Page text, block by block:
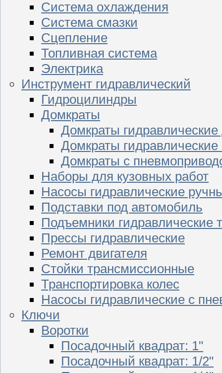
Система охлаждения
Система смазки
Сцепление
Топливная система
Электрика
Инструмент гидравлический
Гидроцилиндры
Домкраты
Домкраты
Домкраты гидравлические
Домкраты с
Наборы для кузовных работ
Насосы гидравлические
Подставки под автомобиль
Подъемники гидравлические
Прессы гидравлические
Ремонт двигателя
Стойки трансмиссионные
Транспортировка колес
Насосы гидравлические с
Ключи
Воротки
Посадочный квадрат: 1"
Посадочный квадрат: 1/2"